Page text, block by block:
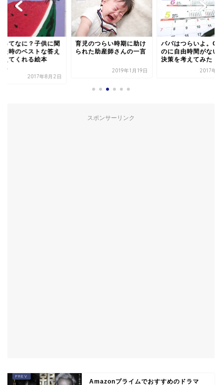
ってなに？子供に聞
た時のベストな答え
えてくれる絵本
...
2017年8月2日
育児のつらい時期に助け
られた助産師さんの一言
2019年1月19日
パパはつらいよ。
のに自由時間がない
決策を考えてみた
2017年5
スポンサーリンク
Amazonプライムでおすすめのドラマ